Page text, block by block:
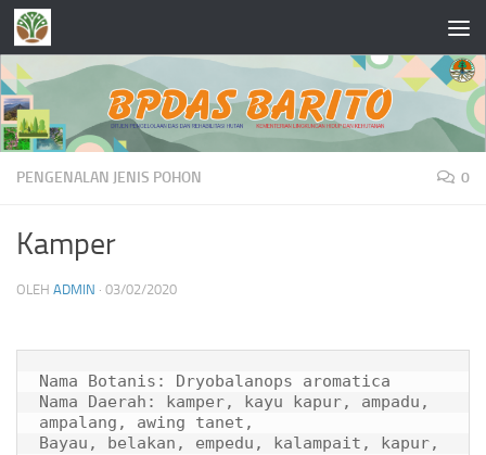
Skip to content
PENGENALAN JENIS POHON 0
Kamper
OLEH ADMIN · 03/02/2020
Nama Botanis: Dryobalanops aromatica
Nama Daerah: kamper, kayu kapur, ampadu,
ampalang, awing tanet,
Bayau, belakan, empedu, kalampait, kapur,